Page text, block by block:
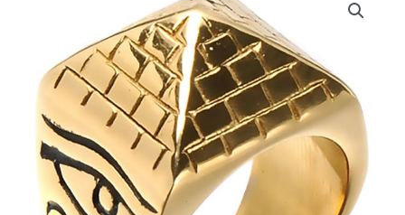
Pyramide
Dorée
d'Horus